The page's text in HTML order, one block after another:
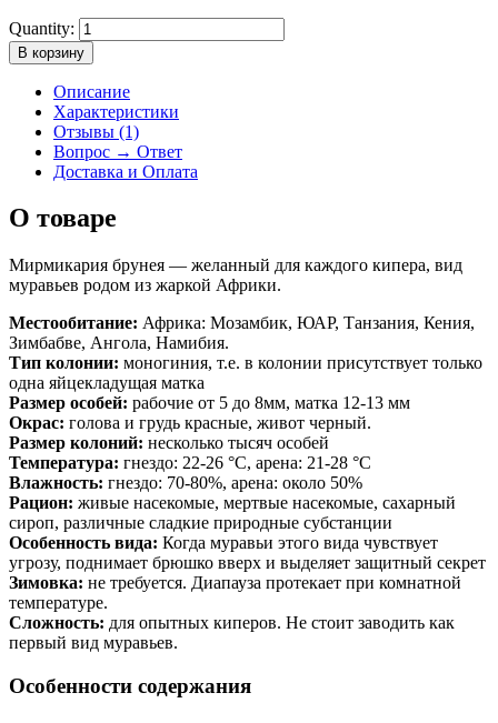
Quantity:
В корзину
Описание
Характеристики
Отзывы (1)
Вопрос → Ответ
Доставка и Оплата
О товаре
Мирмикария брунея — желанный для каждого кипера, вид
муравьев родом из жаркой Африки.
Местообитание: Африка: Мозамбик, ЮАР, Танзания, Кения,
Зимбабве, Ангола, Намибия.
Тип колонии: моногиния, т.е. в колонии присутствует только
одна яйцекладущая матка
Размер особей: рабочие от 5 до 8мм, матка 12-13 мм
Окрас: голова и грудь красные, живот черный.
Размер колоний: несколько тысяч особей
Температура: гнездо: 22-26 °C, арена: 21-28 °C
Влажность: гнездо: 70-80%, арена: около 50%
Рацион: живые насекомые, мертвые насекомые, сахарный
сироп, различные сладкие природные субстанции
Особенность вида: Когда муравьи этого вида чувствует
угрозу, поднимает брюшко вверх и выделяет защитный секрет
Зимовка: не требуется. Диапауза протекает при комнатной
температуре.
Сложность: для опытных киперов. Не стоит заводить как
первый вид муравьев.
Особенности содержания